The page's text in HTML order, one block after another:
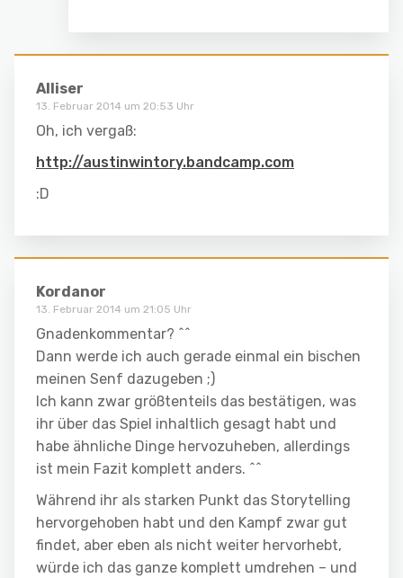
Alliser
13. Februar 2014 um 20:53 Uhr
Oh, ich vergaß:
http://austinwintory.bandcamp.com
:D
Kordanor
13. Februar 2014 um 21:05 Uhr
Gnadenkommentar? ^^
Dann werde ich auch gerade einmal ein bischen
meinen Senf dazugeben ;)
Ich kann zwar größtenteils das bestätigen, was
ihr über das Spiel inhaltlich gesagt habt und
habe ähnliche Dinge hervozuheben, allerdings
ist mein Fazit komplett anders. ^^
Während ihr als starken Punkt das Storytelling
hervorgehoben habt und den Kampf zwar gut
findet, aber eben als nicht weiter hervorhebt,
würde ich das ganze komplett umdrehen – und